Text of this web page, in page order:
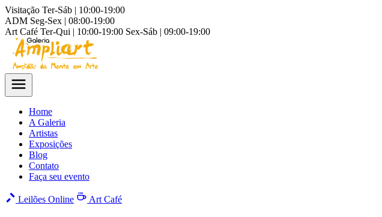
Visitação Ter-Sáb | 10:00-19:00
ADM Seg-Sex | 08:00-19:00
Art Café Ter-Qui | 10:00-19:00 Sex-Sáb | 09:00-19:00
Home
A Galeria
Artistas
Exposições
Blog
Contato
Faça seu evento
Leilões Online Art Café